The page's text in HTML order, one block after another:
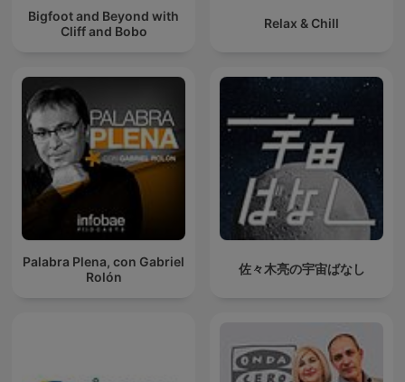
Bigfoot and Beyond with
Cliff and Bobo
Relax & Chill
Palabra Plena, con Gabriel
Rolón
佐々木亮の宇宙ばなし